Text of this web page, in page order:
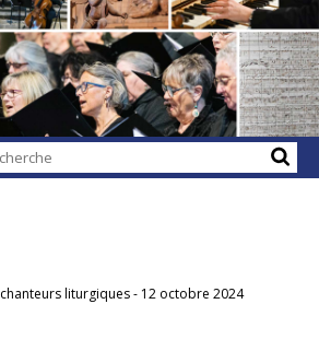
par
liturgiques - 12 octobre 2024